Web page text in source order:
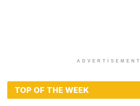
ADVERTISEMENT
TOP OF THE WEEK